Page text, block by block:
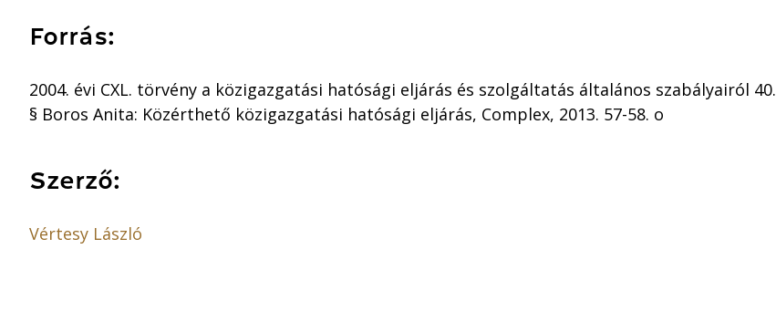
Forrás:
2004. évi CXL. törvény a közigazgatási hatósági eljárás és szolgáltatás általános szabályairól 40.
§ Boros Anita: Közérthető közigazgatási hatósági eljárás, Complex, 2013. 57-58. o
Szerző:
Vértesy László